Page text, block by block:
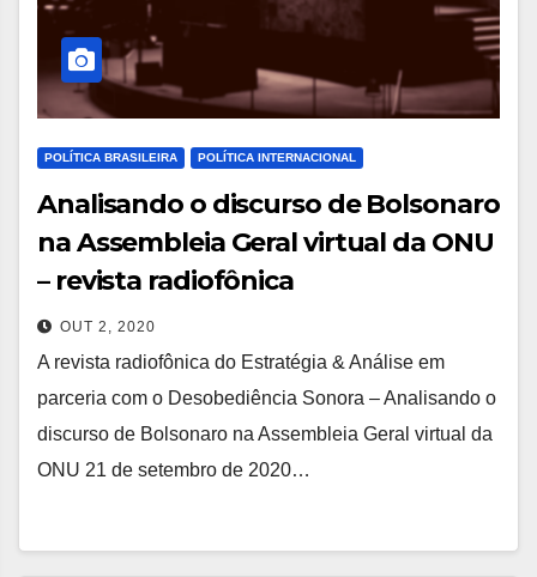
POLÍTICA BRASILEIRA POLÍTICA INTERNACIONAL
Analisando o discurso de Bolsonaro
na Assembleia Geral virtual da ONU
– revista radiofônica
OUT 2, 2020
A revista radiofônica do Estratégia & Análise em
parceria com o Desobediência Sonora – Analisando o
discurso de Bolsonaro na Assembleia Geral virtual da
ONU 21 de setembro de 2020…